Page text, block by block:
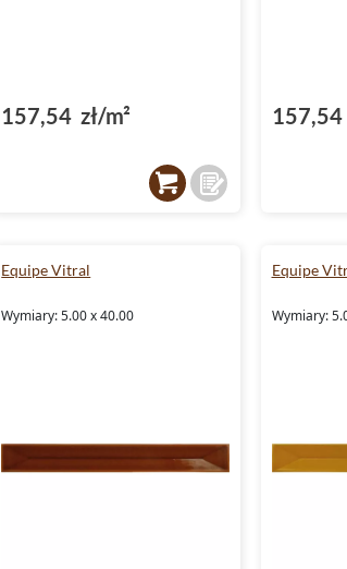
157,54 zł/m² 157,54
Equipe Vitral
Wymiary: 5.00 x 40.00
Equipe
Wymiary: